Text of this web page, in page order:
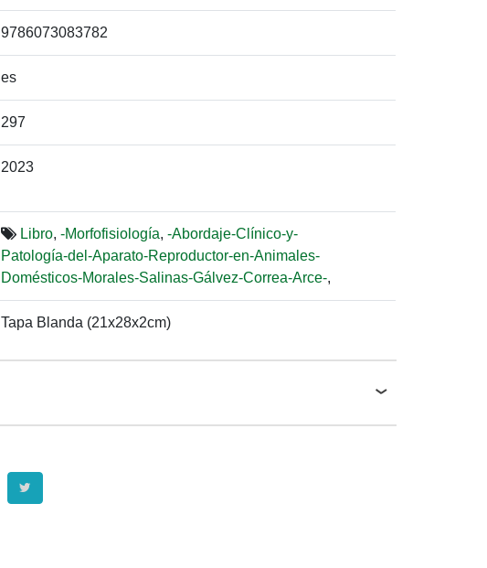
9786073083782
es
297
2023
Libro, -Morfofisiología, -Abordaje-Clínico-y-
Patología-del-Aparato-Reproductor-en-Animales-
Domésticos-Morales-Salinas-Gálvez-Correa-Arce-,
Tapa Blanda (21x28x2cm)